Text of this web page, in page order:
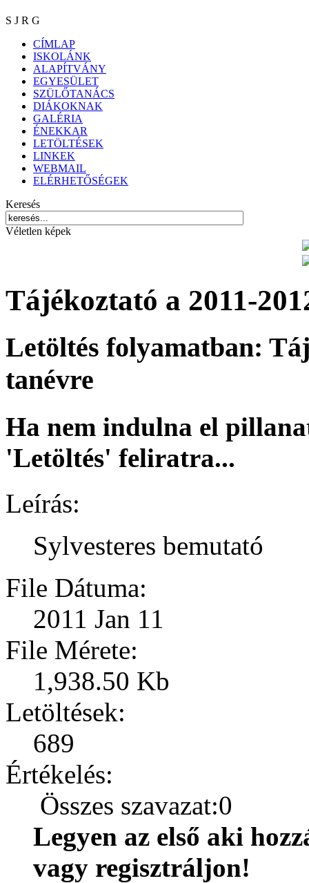
S J R G
CÍMLAP
ISKOLÁNK
ALAPÍTVÁNY
EGYESÜLET
SZÜLŐTANÁCS
DIÁKOKNAK
GALÉRIA
ÉNEKKAR
LETÖLTÉSEK
LINKEK
WEBMAIL
ELÉRHETŐSÉGEK
Keresés
Véletlen képek
Tájékoztató a 2011-
Letöltés folyamatban:
tanévre
Ha nem indulna el
'Letöltés' feliratra...
Leírás:
Sylvesteres bemutató
File Dátuma:
2011 Jan 11
File Mérete:
1,938.50 Kb
Letöltések:
689
Értékelés:
Összes szavazat:0
Legyen az első aki
vagy regisztráljon!